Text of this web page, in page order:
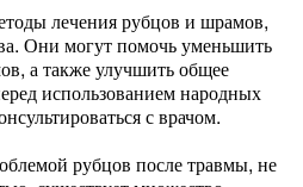
лечения рубцов и шрамов,
Они могут помочь уменьшить
а также улучшить общее
использованием народных
с врачом.
рубцов после травмы, не